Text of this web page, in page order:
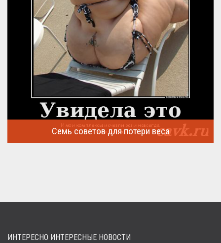
Семь советов для потери веса
ИНТЕРЕСНО ИНТЕРЕСНЫЕ НОВОСТИ